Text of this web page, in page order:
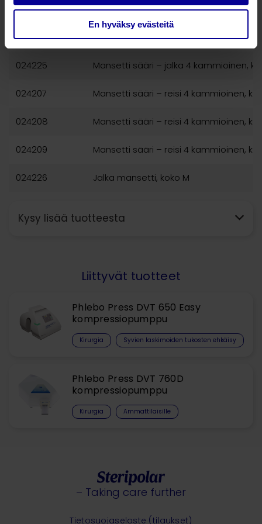
En hyväksy evästeitä
024223 Mansetti sääri – jalka 4 kammioinen,
024224 Mansetti sääri – jalka 4 kammioinen,
024225 Mansetti sääri – jalka 4 kammioinen,
024207 Mansetti sääri – reisi 4 kammioinen,
024208 Mansetti sääri – reisi 4 kammioinen,
024209 Mansetti sääri – reisi 4 kammioinen,
024226 Jalka mansetti, koko M
Kysy lisää tuotteesta
Liittyvät tuotteet
Phlebo Press DVT 650 Easy
kompressiopumppu
Kirurgia Syvien laskimoiden tukosten ehkäisy
Phlebo Press DVT 760D
kompressiopumppu
Kirurgia Ammattilaisille
– Taking care further
Tietosuojaseloste (tilaukset)